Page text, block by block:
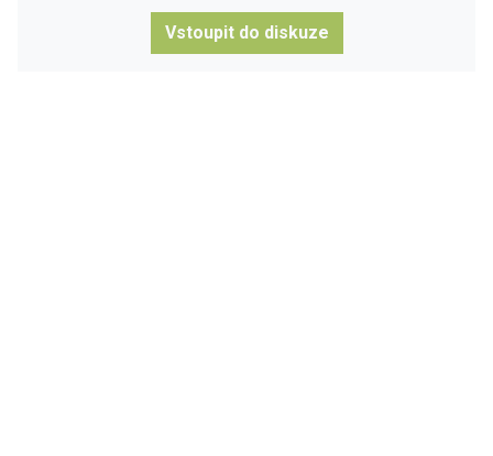
Vstoupit do diskuze